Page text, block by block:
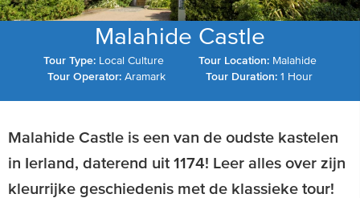
Malahide Castle
Tour Type: Local Culture Tour Location: Malahide
Tour Operator:Aramark Tour Duration: 1 Hour
Malahide Castle is een van de oudste kastelen
in Ierland, daterend uit 1174! Leer alles over zijn
kleurrijke geschiedenis met de klassieke tour!